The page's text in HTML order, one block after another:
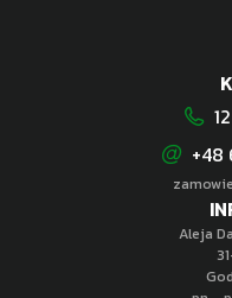
Aleja
+48